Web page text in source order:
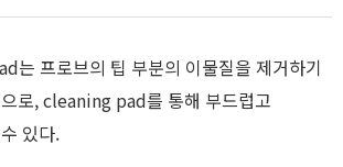
는 프로브의 팁 부분의 이물질을 제거하기
로, cleaning pad를 통해 부드럽고
있다.